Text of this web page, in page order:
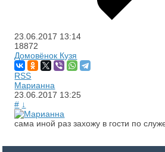
23.06.2017 13:14
18872
Домовёнок Кузя
RSS
Марианна
23.06.2017 13:25
# ↓
сама иной раз захожу в гости по